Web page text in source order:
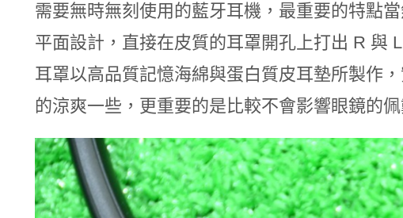
需要無時無刻使用的藍牙耳機，最重要的特點
平面設計，直接在皮質的耳罩開孔上打出 R 與
耳罩以高品質記憶海綿與蛋白質皮耳墊所製作
的涼爽一些，更重要的是比較不會影響眼鏡的佩